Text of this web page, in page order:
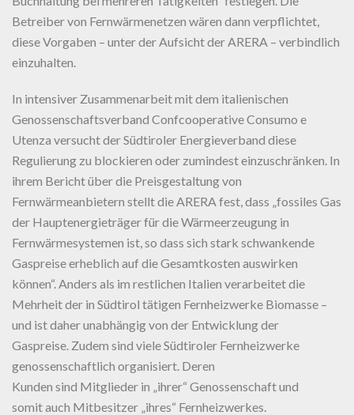
Betreiber von Fernwärmenetzen wären dann verpflichtet,
diese Vorgaben – unter der Aufsicht der ARERA – verbindlich
einzuhalten.
In intensiver Zusammenarbeit mit dem italienischen
Genossenschaftsverband Confcooperative Consumo e
Utenza versucht der Südtiroler Energieverband diese
Regulierung zu blockieren oder zumindest einzuschränken. In
ihrem Bericht über die Preisgestaltung von
Fernwärmeanbietern stellt die ARERA fest, dass „fossiles Gas
der Hauptenergieträger für die Wärmeerzeugung in
Fernwärmesystemen ist, so dass sich stark schwankende
Gaspreise erheblich auf die Gesamtkosten auswirken
können“. Anders als im restlichen Italien verarbeitet die
Mehrheit der in Südtirol tätigen Fernheizwerke Biomasse –
und ist daher unabhängig von der Entwicklung der
Gaspreise. Zudem sind viele Südtiroler Fernheizwerke
genossenschaftlich organisiert. Deren
Kunden sind Mitglieder in „ihrer“ Genossenschaft und
somit auch Mitbesitzer „ihres“ Fernheizwerkes.